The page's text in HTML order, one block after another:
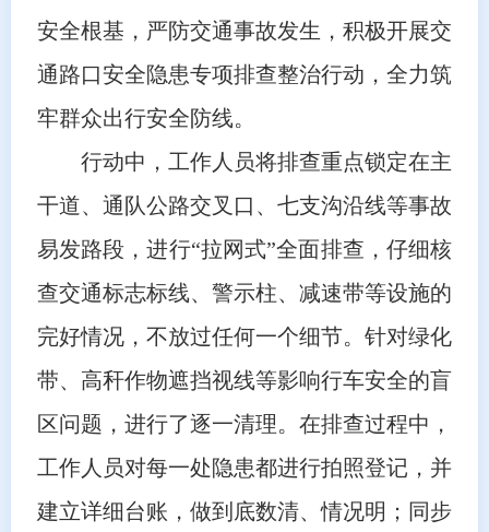
安全根基，严防交通事故发生，积极开展交
通路口安全隐患专项排查整治行动，全力筑
牢群众出行安全防线。
行动中，工作人员将排查重点锁定在主
干道、通队公路交叉口、七支沟沿线等事故
易发路段，进行“拉网式”全面排查，仔细核
查交通标志标线、警示柱、减速带等设施的
完好情况，不放过任何一个细节。针对绿化
带、高秆作物遮挡视线等影响行车安全的盲
区问题，进行了逐一清理。在排查过程中，
工作人员对每一处隐患都进行拍照登记，并
建立详细台账，做到底数清、情况明；同步